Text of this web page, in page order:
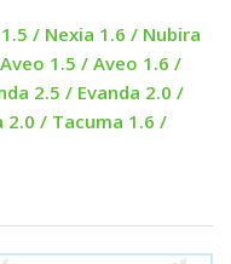
/ Nexia 1.6 / Nubira
1.5 / Aveo 1.6 /
2.5 / Evanda 2.0 /
2.0 / Tacuma 1.6 /